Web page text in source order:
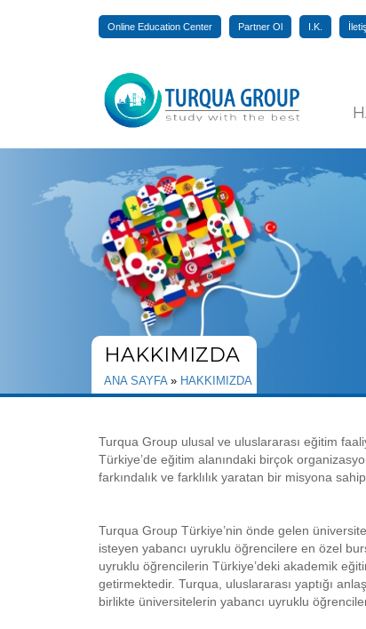
Online Education Center Partner Ol I.K.
HAKKIMIZDA
ANA SAYFA» HAKKIMIZDA
Turqua Group ulusal ve uluslararası eğitim
Türkiye’de eğitim alanındaki birçok
farkındalık ve farklılık yaratan bir misyona
Turqua Group Türkiye’nin önde gelen
isteyen yabancı uyruklu öğrencilere en özel
uyruklu öğrencilerin Türkiye’deki akademik
getirmektedir. Turqua, uluslararası yaptığı
birlikte üniversitelerin yabancı uyruklu